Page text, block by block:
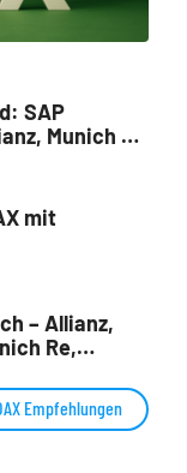
SAP
Munich Re
mit
– Allianz,
Re,
Empfehlungen